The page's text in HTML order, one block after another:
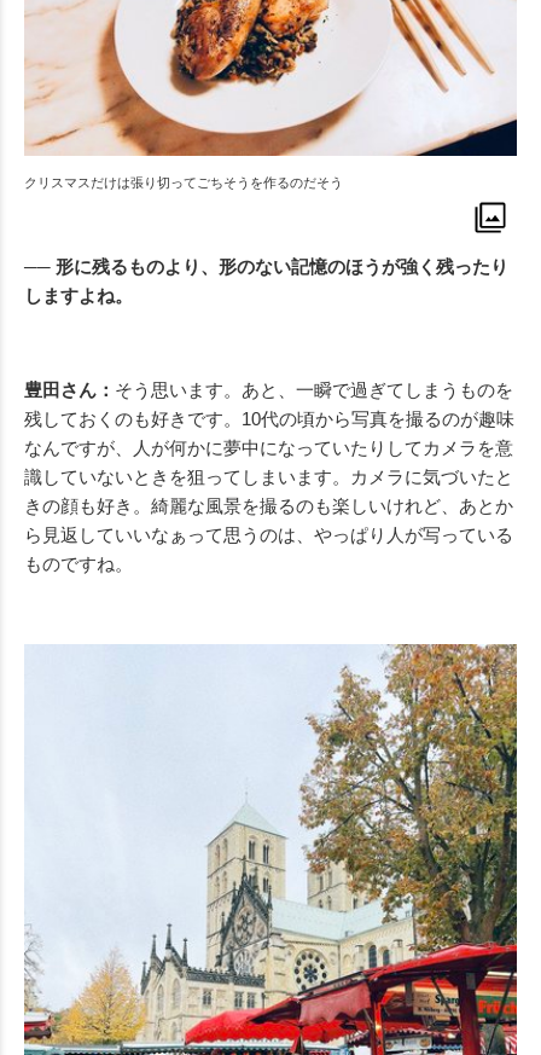
クリスマスだけは張り切ってごちそうを作るのだそう
── 形に残るものより、形のない記憶のほうが強く残ったり
しますよね。
豊田さん： そう思います。あと、一瞬で過ぎてしまうものを
残しておくのも好きです。10代の頃から写真を撮るのが趣味
なんですが、人が何かに夢中になっていたりしてカメラを意
識していないときを狙ってしまいます。カメラに気づいたと
きの顔も好き。綺麗な風景を撮るのも楽しいけれど、あとか
ら見返していいなぁって思うのは、やっぱり人が写っている
ものですね。